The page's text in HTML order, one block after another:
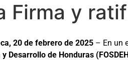
Firma y
20 de febrero de 2025 – En un
y Desarrollo de Honduras